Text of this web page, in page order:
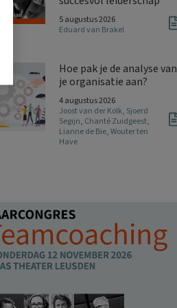
5 augustus 2026
Eduard van Brakel
Hoe pak je de analyse van
je organisatie aan?
4 augustus 2026
Joost van der Kolk, Sjoerd
Segijn, Chanté Zuidgeest,
Lianne de Bie,Wouter ten
Have